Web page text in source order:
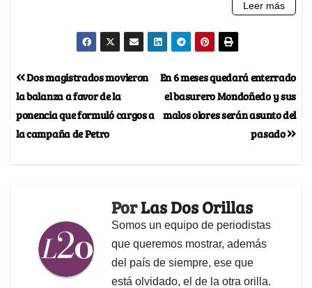
En 6 meses quedará enterrado
el basurero Mondoñedo y sus
malos olores serán asunto del
pasado
Dos magistrados movieron
la balanza a favor de la
ponencia que formuló cargos a
la campaña de Petro
PorLas Dos Orillas
Somos un equipo de periodistas
que queremos mostrar, además
del país de siempre, ese que
está olvidado, el de la otra orilla.